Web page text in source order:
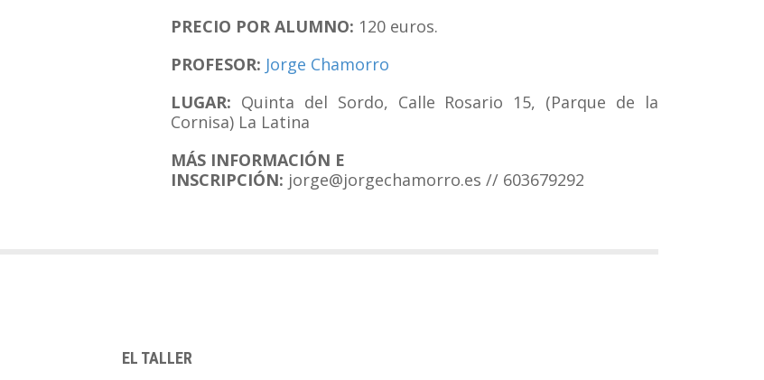
PRECIO POR ALUMNO: 120 euros.
PROFESOR: Jorge Chamorro
LUGAR: Quinta del Sordo, Calle Rosario 15, (Parque de la
Cornisa) La Latina
MÁS INFORMACIÓN E
INSCRIPCIÓN: jorge@jorgechamorro.es // 603679292
EL TALLER